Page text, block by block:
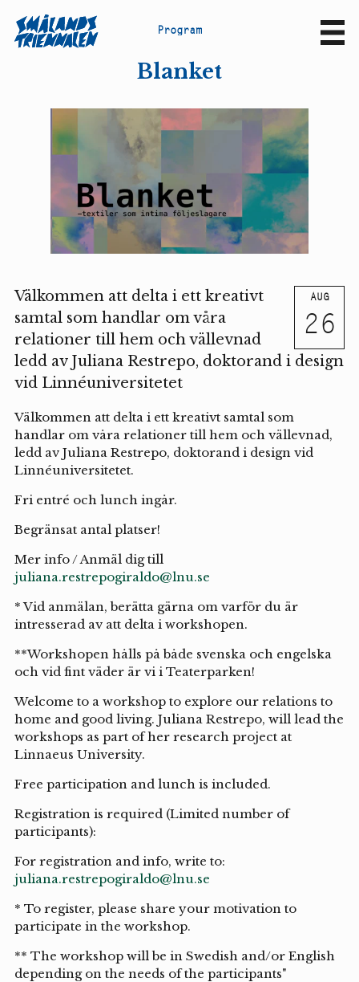
Program
Blanket
AUG
26
Välkommen att delta i ett kreativt
samtal som handlar om våra
relationer till hem och vällevnad
ledd av Juliana Restrepo, doktorand i design
vid Linnéuniversitetet
Välkommen att delta i ett kreativt samtal som
handlar om våra relationer till hem och vällevnad,
ledd av Juliana Restrepo, doktorand i design vid
Linnéuniversitetet.
Fri entré och lunch ingår.
Begränsat antal platser!
Mer info / Anmäl dig till
juliana.restrepogiraldo@lnu.se
* Vid anmälan, berätta gärna om varför du är
intresserad av att delta i workshopen.
**Workshopen hålls på både svenska och engelska
och vid fint väder är vi i Teaterparken!
Welcome to a workshop to explore our relations to
home and good living. Juliana Restrepo, will lead the
workshops as part of her research project at
Linnaeus University.
Free participation and lunch is included.
Registration is required (Limited number of
participants):
For registration and info, write to:
juliana.restrepogiraldo@lnu.se
* To register, please share your motivation to
participate in the workshop.
** The workshop will be in Swedish and/or English
depending on the needs of the participants"